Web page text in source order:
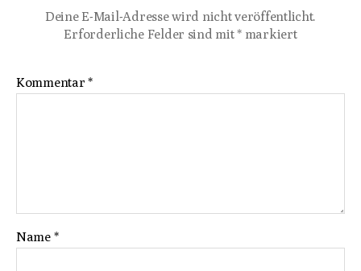
Deine E-Mail-Adresse wird nicht veröffentlicht.
Erforderliche Felder sind mit* markiert
Kommentar*
Name *